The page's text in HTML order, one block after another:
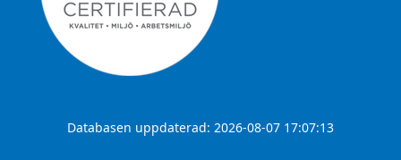
Databasen uppdaterad: 2026-08-07 17:07:13